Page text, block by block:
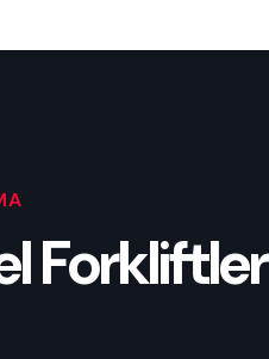
Forkliftler